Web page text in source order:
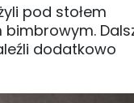
pod stołem
bimbrowym.
dodatkowo